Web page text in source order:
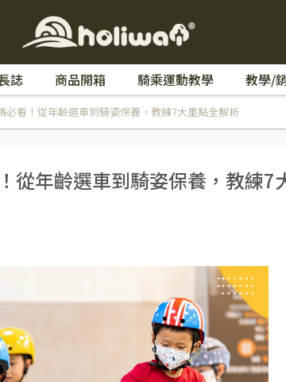
誌 商品開箱 騎乘運動教學 教學/
必看！從年齡選車到騎姿保養，教練7大重點全解析
從年齡選車到騎姿保養，教練7